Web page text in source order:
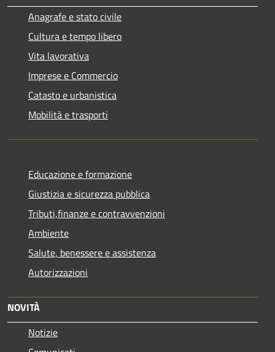
Anagrafe e stato civile
Cultura e tempo libero
Vita lavorativa
Imprese e Commercio
Catasto e urbanistica
Mobilità e trasporti
Educazione e formazione
Giustizia e sicurezza pubblica
Tributi,finanze e contravvenzioni
Ambiente
Salute, benessere e assistenza
Autorizzazioni
NOVITÀ
Notizie